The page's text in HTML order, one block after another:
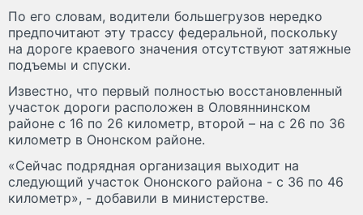
По его словам, водители большегрузов нередко
предпочитают эту трассу федеральной, поскольку
на дороге краевого значения отсутствуют затяжные
подъемы и спуски.
Известно, что первый полностью восстановленный
участок дороги расположен в Оловяннинском
районе с 16 по 26 километр, второй – на с 26 по 36
километр в Ононском районе.
«Сейчас подрядная организация выходит на
следующий участок Ононского района - с 36 по 46
километр», - добавили в министерстве.